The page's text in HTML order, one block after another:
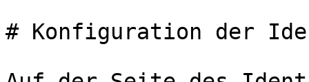
# Konfiguration der